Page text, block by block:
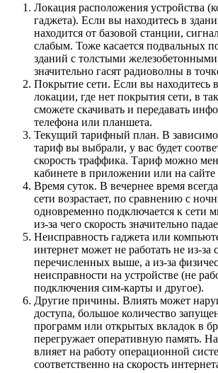
Локация расположения устройства
гаджета). Если вы находитесь в
находится от базовой станции,
слабым. Тоже касается подвальных
зданий с толстыми
значительно гасят радиоволны в
Покрытие сети. Если вы находитесь
локации, где нет покрытия сети, в
сможете скачивать и передавать
телефона или планшета.
Текущий тарифный план. В
тариф вы выбрали, у вас будет
скорость траффика. Тариф можно
кабинете в приложении или на сайте
Время суток. В вечернее время
сети возрастает, по сравнению с
одновременно подключается к сети
из-за чего скорость значительно
Неисправность гаджета или
интернет может не работать не из-за
перечисленных выше, а из-за
неисправности на устройстве (не
подключения сим-карты и другое).
Другие причины. Влиять может
доступа, большое количество
программ или открытых вкладок в
перегружает оперативную память.
влияет на работу операционной
соответственно на скорость